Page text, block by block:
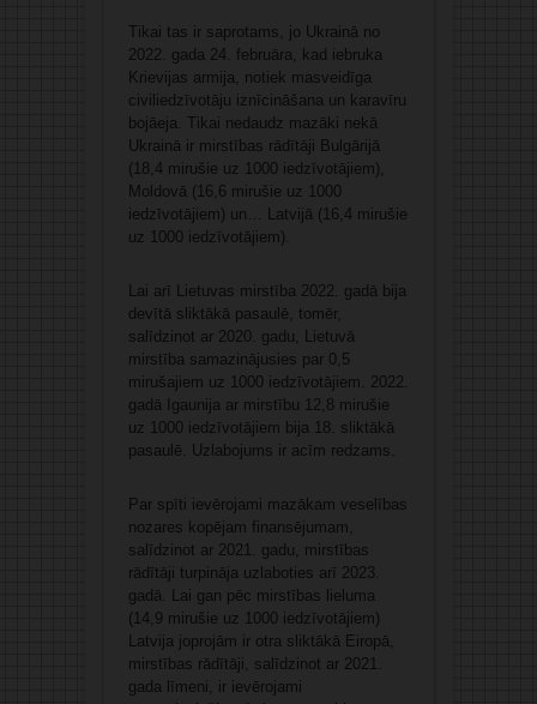
Tikai tas ir saprotams, jo Ukrainā no
2022. gada 24. februāra, kad iebruka
Krievijas armija, notiek masveidīga
civiliedzīvotāju iznīcināšana un karavīru
bojāeja. Tikai nedaudz mazāki nekā
Ukrainā ir mirstības rādītāji Bulgārijā
(18,4 mirušie uz 1000 iedzīvotājiem),
Moldovā (16,6 mirušie uz 1000
iedzīvotājiem) un… Latvijā (16,4 mirušie
uz 1000 iedzīvotājiem).
Lai arī Lietuvas mirstība 2022. gadā bija
devītā sliktākā pasaulē, tomēr,
salīdzinot ar 2020. gadu, Lietuvā
mirstība samazinājusies par 0,5
mirušajiem uz 1000 iedzīvotājiem. 2022.
gadā Igaunija ar mirstību 12,8 mirušie
uz 1000 iedzīvotājiem bija 18. sliktākā
pasaulē. Uzlabojums ir acīm redzams.
Par spīti ievērojami mazākam veselības
nozares kopējam finansējumam,
salīdzinot ar 2021. gadu, mirstības
rādītāji turpināja uzlaboties arī 2023.
gadā. Lai gan pēc mirstības lieluma
(14,9 mirušie uz 1000 iedzīvotājiem)
Latvija joprojām ir otra sliktākā Eiropā,
mirstības rādītāji, salīdzinot ar 2021.
gada līmeni, ir ievērojami